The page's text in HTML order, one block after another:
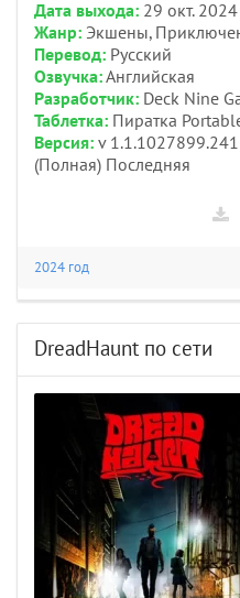
Дата выхода: 29 окт. 2024
Жанр: Экшены,
Перевод: Русский
Озвучка:Английская
Разработчик: Deck Nine
Таблетка: Пиратка
Версия: v
(Полная) Последняя
2024 год
DreadHaunt по сети